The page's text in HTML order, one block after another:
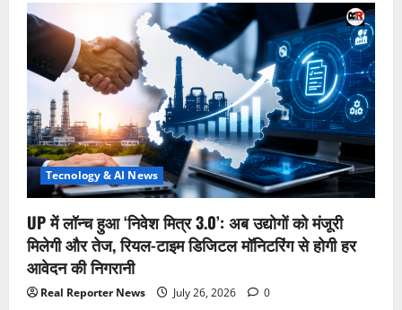
Tecnology & AI News
UP में लॉन्च हुआ ‘निवेश मित्र 3.0’: अब उद्योगों को मंजूरी
मिलेगी और तेज, रियल-टाइम डिजिटल मॉनिटरिंग से होगी हर
आवेदन की निगरानी
Real Reporter News July 26, 2026 0